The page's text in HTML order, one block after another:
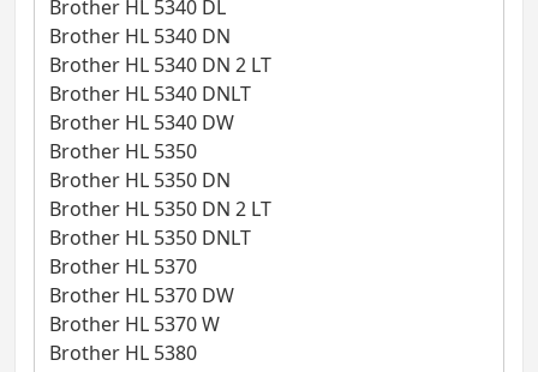
Brother HL 5340 DL
Brother HL 5340 DN
Brother HL 5340 DN 2 LT
Brother HL 5340 DNLT
Brother HL 5340 DW
Brother HL 5350
Brother HL 5350 DN
Brother HL 5350 DN 2 LT
Brother HL 5350 DNLT
Brother HL 5370
Brother HL 5370 DW
Brother HL 5370 W
Brother HL 5380